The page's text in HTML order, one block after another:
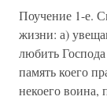
Поучение 1-е.
жизни: а)
любить
память коего
некоего